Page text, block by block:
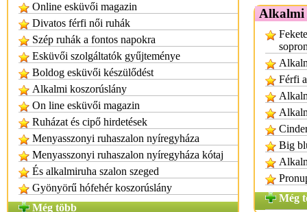
Online esküvői magazin
Divatos férfi női ruhák
Szép ruhák a fontos napokra
Esküvői szolgáltatók gyűjteménye
Boldog esküvői készülődést
Alkalmi koszorúslány
On line esküvői magazin
Ruházat és cipő hirdetések
Menyasszonyi ruhaszalon nyíregyháza
Menyasszonyi ruhaszalon nyíregyháza kótaj
És alkalmiruha szalon szeged
Gyönyörű hófehér koszorúslány
Még több
Alkalmi
Férfi
Big
Még